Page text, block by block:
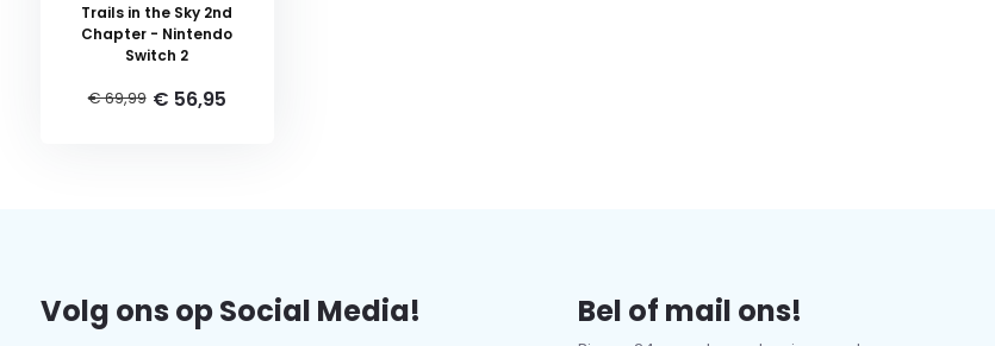
Trails in the Sky 2nd
Chapter - Nintendo
Switch 2
€ 69,99 € 56,95
Volg ons op Social Media! Bel of mail ons!